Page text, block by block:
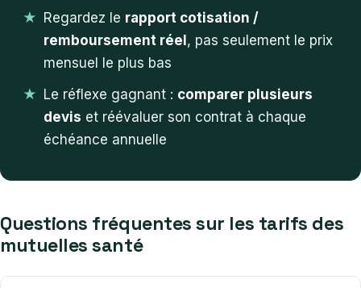
Regardez le rapport cotisation /
remboursement réel, pas seulement le prix
mensuel le plus bas
Le réflexe gagnant : comparer plusieurs
devis et réévaluer son contrat à chaque
échéance annuelle
Questions fréquentes sur les tarifs des
mutuelles santé